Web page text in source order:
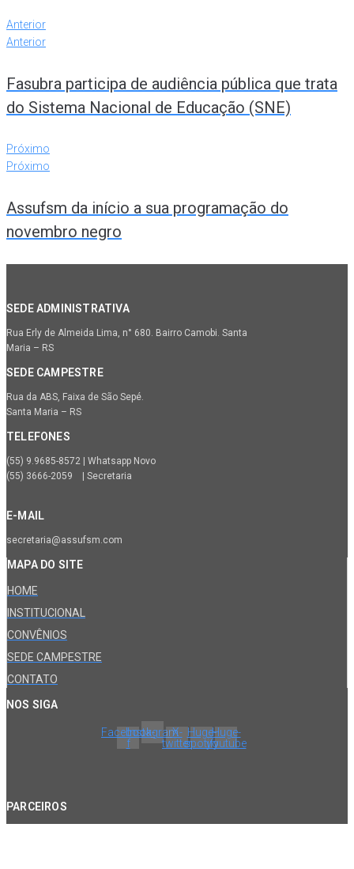
Anterior
Anterior
Fasubra participa de audiência pública que trata
do Sistema Nacional de Educação (SNE)
Próximo
Próximo
Assufsm da início a sua programação do
novembro negro
SEDE ADMINISTRATIVA
Rua Erly de Almeida Lima, n° 680. Bairro Camobi. Santa
Maria – RS
SEDE CAMPESTRE
Rua da ABS, Faixa de São Sepé.
Santa Maria – RS
TELEFONES
(55) 9.9685-8572 | Whatsapp Novo
(55) 3666-2059 | Secretaria
E-MAIL
secretaria@assufsm.com
MAPA DO SITE
HOME
INSTITUCIONAL
CONVÊNIOS
SEDE CAMPESTRE
CONTATO
NOS SIGA
Facebook-
f
InstagramX-
twitter
Huge-
spotify
Huge-
youtube
PARCEIROS